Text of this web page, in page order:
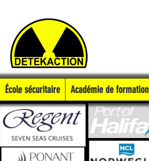
École sécuritaire Académie de formation